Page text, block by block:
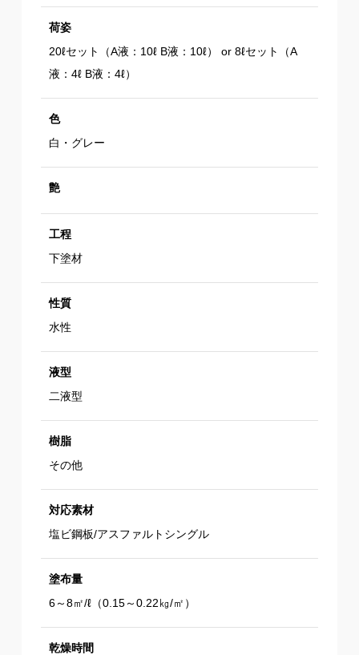
荷姿
20ℓセット（A液：10ℓ B液：10ℓ） or 8ℓセット（A
液：4ℓ B液：4ℓ）
色
白・グレー
艶
工程
下塗材
性質
水性
液型
二液型
樹脂
その他
対応素材
塩ビ鋼板/アスファルトシングル
塗布量
6～8㎡/ℓ（0.15～0.22㎏/㎡）
乾燥時間